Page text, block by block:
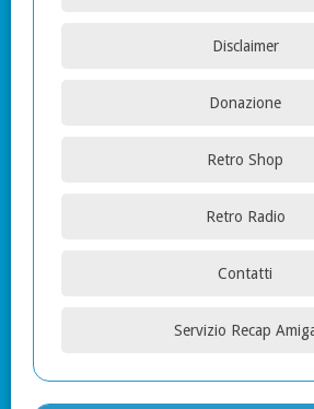
Disclaimer
Donazione
Retro Shop
Retro Radio
Contatti
Servizio Recap